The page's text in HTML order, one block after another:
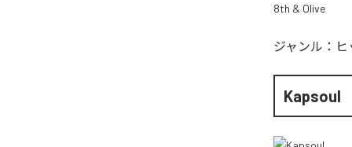
8th & Olive
ジャンル：
Kapsoul